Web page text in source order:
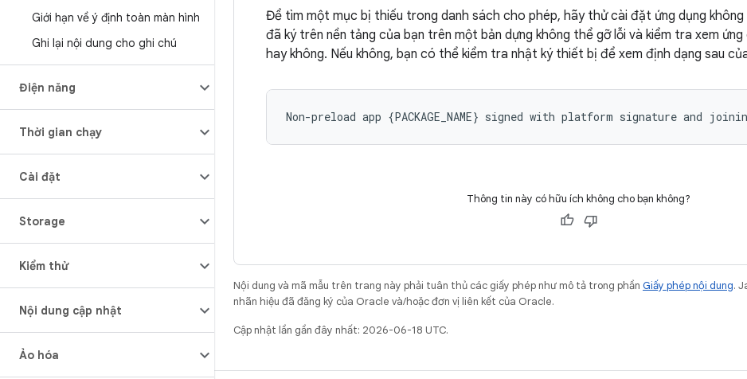
Giới hạn về ý định toàn màn hình
Ghi lại nội dung cho ghi chú
Điện năng
Thời gian chạy
Cài đặt
Storage
Kiểm thử
Nội dung cập nhật
Ảo hóa
Để tìm một mục bị thiếu trong danh sách cho phép, hãy thử cài đặt ứng dụng không
đã ký trên nền tảng của bạn trên một bản dựng không thể gỡ lỗi và kiểm tra xem
hay không. Nếu không, bạn có thể kiểm tra nhật ký thiết bị để xem định dạng sau
Thông tin này có hữu ích không cho bạn không?
Nội dung và mã mẫu trên trang này phải tuân thủ các giấy phép như mô tả trong phần Giấy phép nội dung.
nhãn hiệu đã đăng ký của Oracle và/hoặc đơn vị liên kết của Oracle.
Cập nhật lần gần đây nhất: 2026-06-18 UTC.